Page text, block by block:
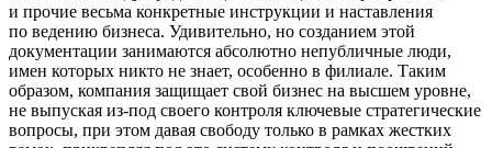
и прочие весьма конкретные инструкции и наставления
по ведению бизнеса. Удивительно, но созданием этой
документации занимаются абсолютно непубличные люди,
имен которых никто не знает, особенно в филиале. Таким
образом, компания защищает свой бизнес на высшем уровне,
не выпуская из-под своего контроля ключевые стратегические
вопросы, при этом давая свободу только в рамках жестких